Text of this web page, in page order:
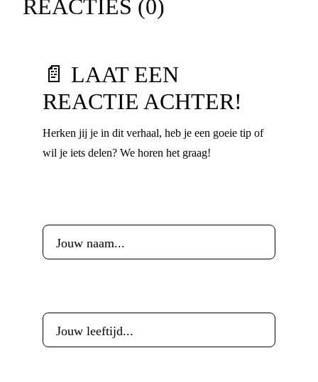
REACTIES (0)
📄 LAAT EEN
REACTIE ACHTER!
Herken jij je in dit verhaal, heb je een goeie tip of
wil je iets delen? We horen het graag!